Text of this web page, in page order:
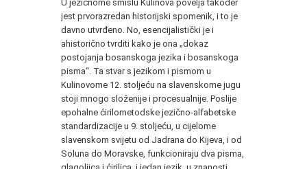
U jezičnome smislu Kulinova povelja također
jest prvorazredan historijski spomenik, i to je
davno utvrđeno. No, esencijalistički je i
ahistorično tvrditi kako je ona „dokaz
postojanja bosanskoga jezika i bosanskoga
pisma“. Ta stvar s jezikom i pismom u
Kulinovome 12. stoljeću na slavenskome jugu
stoji mnogo složenije i procesualnije. Poslije
epohalne ćirilometodske jezično-alfabetske
standardizacije u 9. stoljeću, u cijelome
slavenskom svijetu od Jadrana do Kijeva, i od
Soluna do Moravske, funkcioniraju dva pisma,